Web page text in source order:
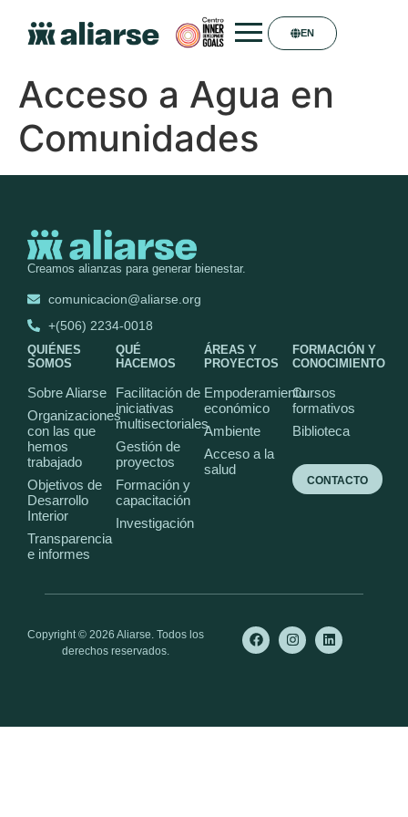
EN
Acceso a Agua en
Comunidades
Creamos alianzas para generar bienestar.
comunicacion@aliarse.org
+(506) 2234-0018
QUIÉNES
SOMOS
Sobre Aliarse
Organizaciones
con las que
hemos
trabajado
Objetivos de
Desarrollo
Interior
Transparencia
e informes
QUÉ
HACEMOS
Facilitación de
iniciativas
multisectoriales
Gestión de
proyectos
Formación y
capacitación
Investigación
ÁREAS Y
PROYECTOS
Empoderamiento
económico
Ambiente
Acceso a la
salud
FORMACIÓN Y
CONOCIMIENTO
Cursos
formativos
Biblioteca
CONTACTO
Copyright © 2026 Aliarse. Todos los
derechos reservados.